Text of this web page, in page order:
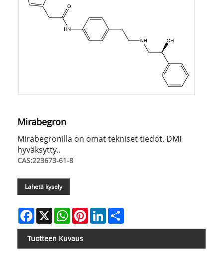
Mirabegron
Mirabegronilla on omat tekniset tiedot. DMF
hyväksytty..
CAS:223673-61-8
Lähetä kysely
Facebook
X WhatsAppPinterestLinkedIn
Tuotteen Kuvaus